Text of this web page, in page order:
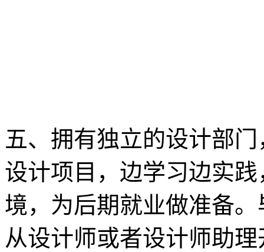
五、拥有独立的设计部
设计项目，边学习边实
境，为后期就业做准备
从设计师或者设计师助